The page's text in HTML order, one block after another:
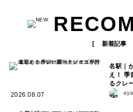
新着記事
2026.08.07
名駅｜
え！ 季
るクレ